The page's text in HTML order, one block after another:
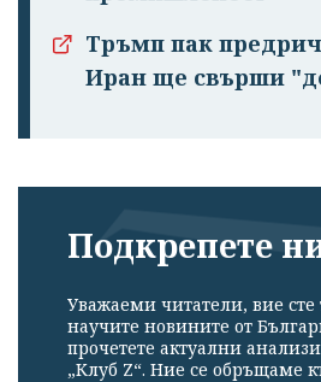
Тръмп пак
Иран ще свърши
Подкрепете
Уважаеми читатели, вие сте
научите новините от
прочетете актуални
„Клуб Z“. Ние се обръщаме